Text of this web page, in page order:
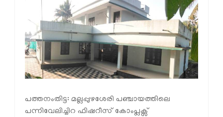
പത്തനംതിട്ട: മല്ലപ്പുഴശേരി പഞ്ചായത്തിലെ
പന്നിവേലിച്ചിറ ഫിഷറീസ് കോംപ്ലക്സ്